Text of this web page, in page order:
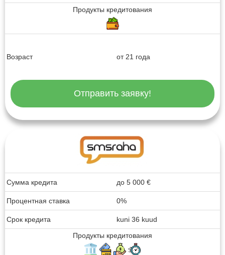
Продукты кредитования
Возраст от 21 года
Отправить заявку!
Сумма кредита до 5 000 €
Процентная ставка 0%
Срок кредита
kuni 36 kuud
Продукты кредитования